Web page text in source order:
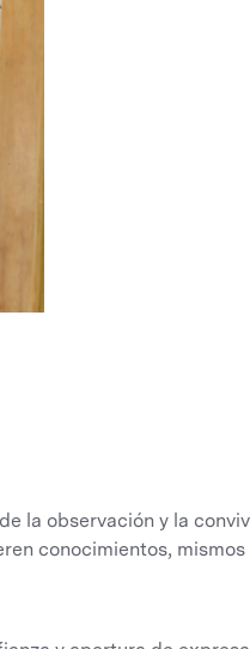
la observación y la
conocimientos,